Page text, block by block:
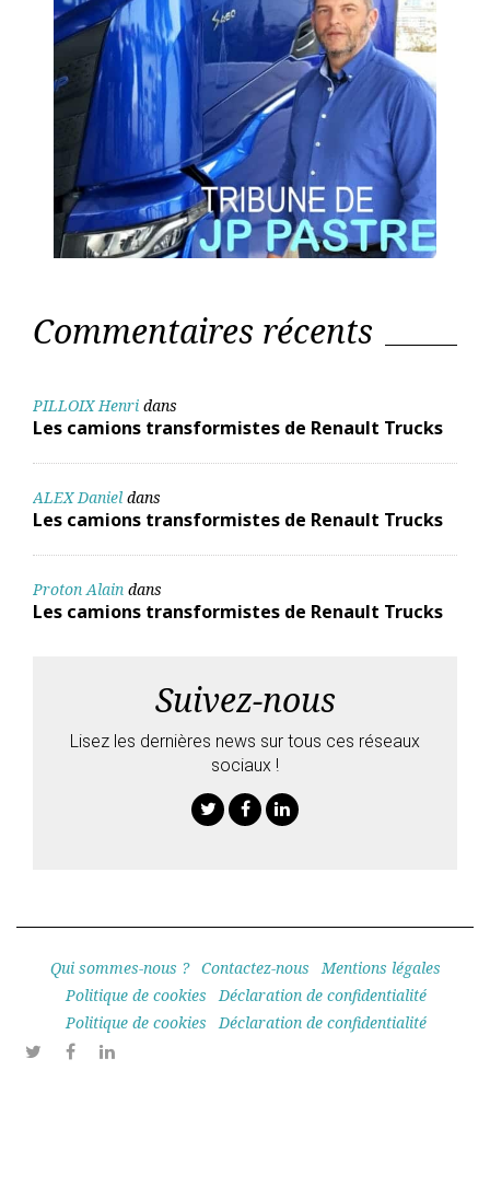
Commentaires récents
PILLOIX Henri dans
Les camions transformistes de Renault Trucks
ALEX Daniel dans
Les camions transformistes de Renault Trucks
Proton Alain dans
Les camions transformistes de Renault Trucks
Suivez-nous
Lisez les dernières news sur tous ces réseaux
sociaux !
Qui sommes-nous ? Contactez-nous
Mentions légales
Politique de cookies
Déclaration de confidentialité
Politique de cookies
Déclaration de confidentialité